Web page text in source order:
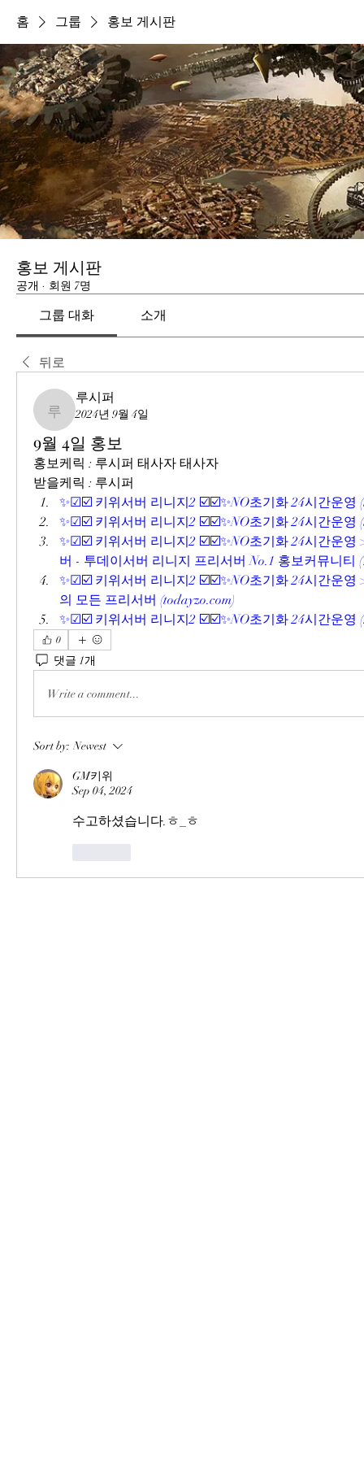
홈 그룹 홍보 게시판
홍보 게시판
공개 · 회원 7명
그룹 대화 소개
뒤로
루시퍼
루시퍼
2024년 9월 4일
9월 4일 홍보
홍보케릭 : 루시퍼 태사자 태사자
받을케릭 : 루시퍼
✨☑☑️ 키위서버 리니지2 ☑️☑️✨NO초기화 24시간운영 (
✨☑☑️ 키위서버 리니지2 ☑️☑️✨NO초기화 24시간운영 (
✨☑☑️ 키위서버 리니지2 ☑️☑️✨NO초기화 24시간운영
버 - 투데이서버 리니지 프리서버 No.1 홍보커뮤니티 (
✨☑☑️ 키위서버 리니지2 ☑️☑️✨NO초기화 24시간운영
의 모든 프리서버 (todayzo.com)
✨☑☑️ 키위서버 리니지2 ☑️☑️✨NO초기화 24시간운영 (
0
댓글 1개
Write a comment...
Sort by: Newest
GM키위
Sep 04, 2024
수고하셨습니다.ㅎ_ㅎ